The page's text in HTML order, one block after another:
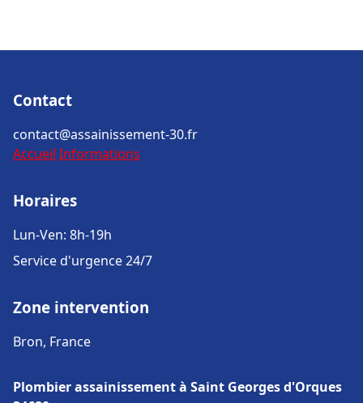
Contact
contact@assainissement-30.fr
Accueil Informations
Horaires
Lun-Ven: 8h-19h
Service d'urgence 24/7
Zone intervention
Bron, France
Plombier assainissement à Saint Georges d'Orques